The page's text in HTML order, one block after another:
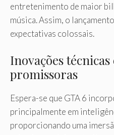
entretenimento de maior
música. Assim, o
expectativas colossais.
Inovações
promissoras
Espera-se que GTA 6
principalmente em
proporcionando uma